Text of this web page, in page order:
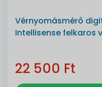
Vérnyomásmérő
Intellisense felkaros
22 500 Ft